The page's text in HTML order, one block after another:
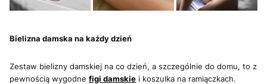
Bielizna damska na każdy dzień
Zestaw bielizny damskiej na co dzień, a szczególnie do domu, to z
pewnością wygodne figi damskie i koszulka na ramiączkach.